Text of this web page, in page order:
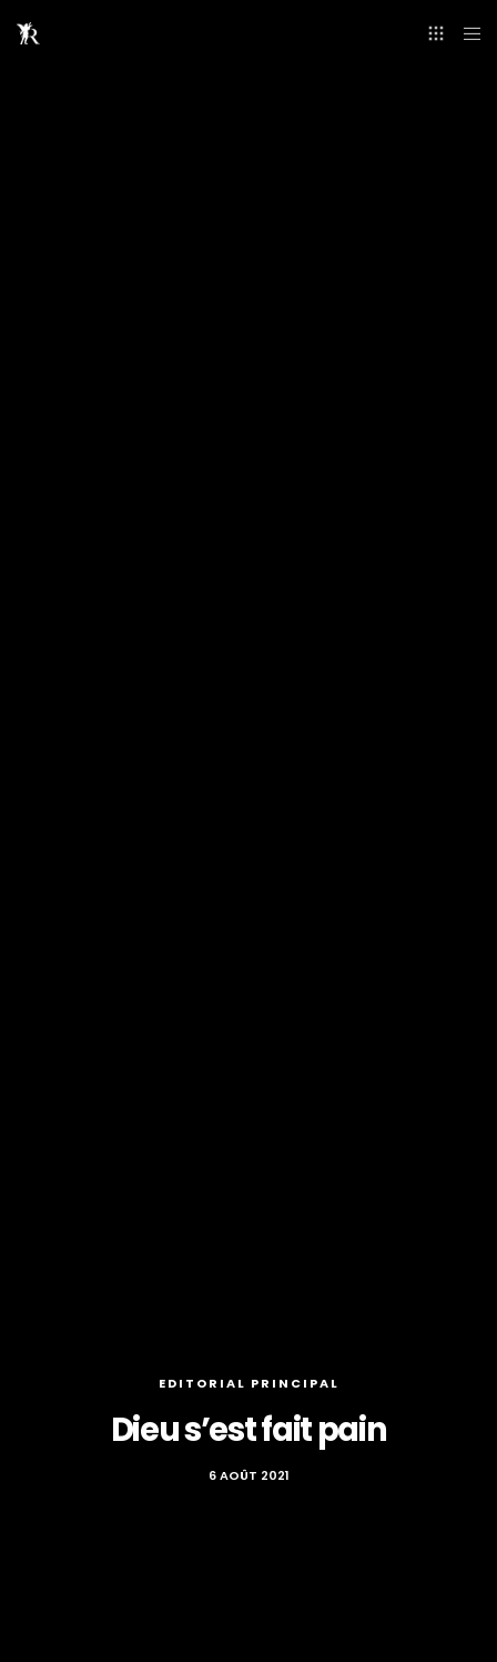
EDITORIAL PRINCIPAL
Dieu s’est fait pain
6 AOÛT 2021